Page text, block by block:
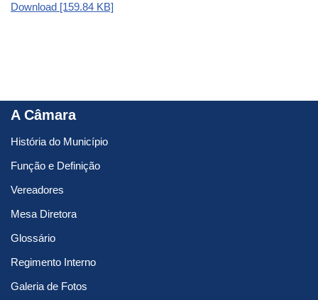
Download [159.84 KB]
A Câmara
História do Município
Função e Definição
Vereadores
Mesa Diretora
Glossário
Regimento Interno
Galeria de Fotos